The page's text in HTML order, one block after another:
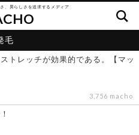
、男らしさを追求するメディア
毛
トレッチが効果的である。【マッ
3,756 macho